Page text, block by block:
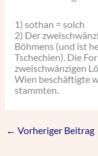
1) sothan = solch
2) Der
Böhmens (und ist
Tschechien). Die
zweischwänzigen
Wien beschäftigte
stammten.
← Vorheriger Beitrag